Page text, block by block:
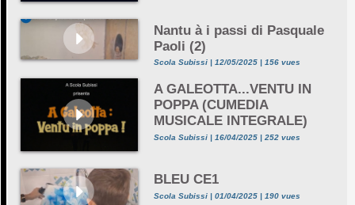
Nantu à i passi di Pasquale
Paoli (2)
Scola Subissi | 12/05/2025 | 156 vues
A GALEOTTA...VENTU IN
POPPA (CUMEDIA
MUSICALE INTEGRALE)
Scola Subissi | 16/04/2025 | 252 vues
BLEU CE1
Scola Subissi | 01/04/2025 | 190 vues